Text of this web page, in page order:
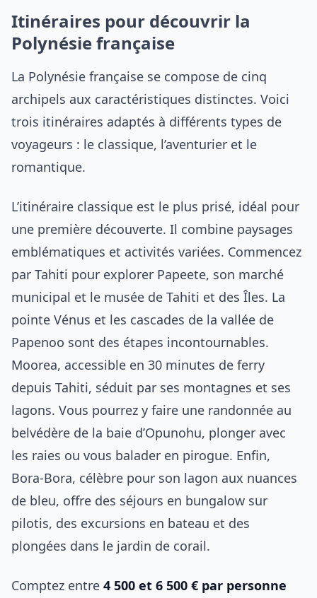
Itinéraires pour découvrir la
Polynésie française
La Polynésie française se compose de cinq
archipels aux caractéristiques distinctes. Voici
trois itinéraires adaptés à différents types de
voyageurs : le classique, l’aventurier et le
romantique.
L’itinéraire classique est le plus prisé, idéal pour
une première découverte. Il combine paysages
emblématiques et activités variées. Commencez
par Tahiti pour explorer Papeete, son marché
municipal et le musée de Tahiti et des Îles. La
pointe Vénus et les cascades de la vallée de
Papenoo sont des étapes incontournables.
Moorea, accessible en 30 minutes de ferry
depuis Tahiti, séduit par ses montagnes et ses
lagons. Vous pourrez y faire une randonnée au
belvédère de la baie d’Opunohu, plonger avec
les raies ou vous balader en pirogue. Enfin,
Bora-Bora, célèbre pour son lagon aux nuances
de bleu, offre des séjours en bungalow sur
pilotis, des excursions en bateau et des
plongées dans le jardin de corail.
Comptez entre 4 500 et 6 500 € par personne